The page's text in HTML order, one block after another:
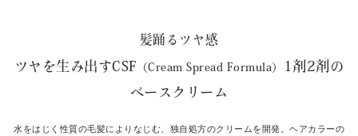
髪踊るツヤ感
ツヤを生み出すCSF （Cream Spread Formula）
1剤2剤の
ベースクリーム
水をはじく性質の毛髪によりなじむ、独自処方のクリームを開発。 ヘアカラーの